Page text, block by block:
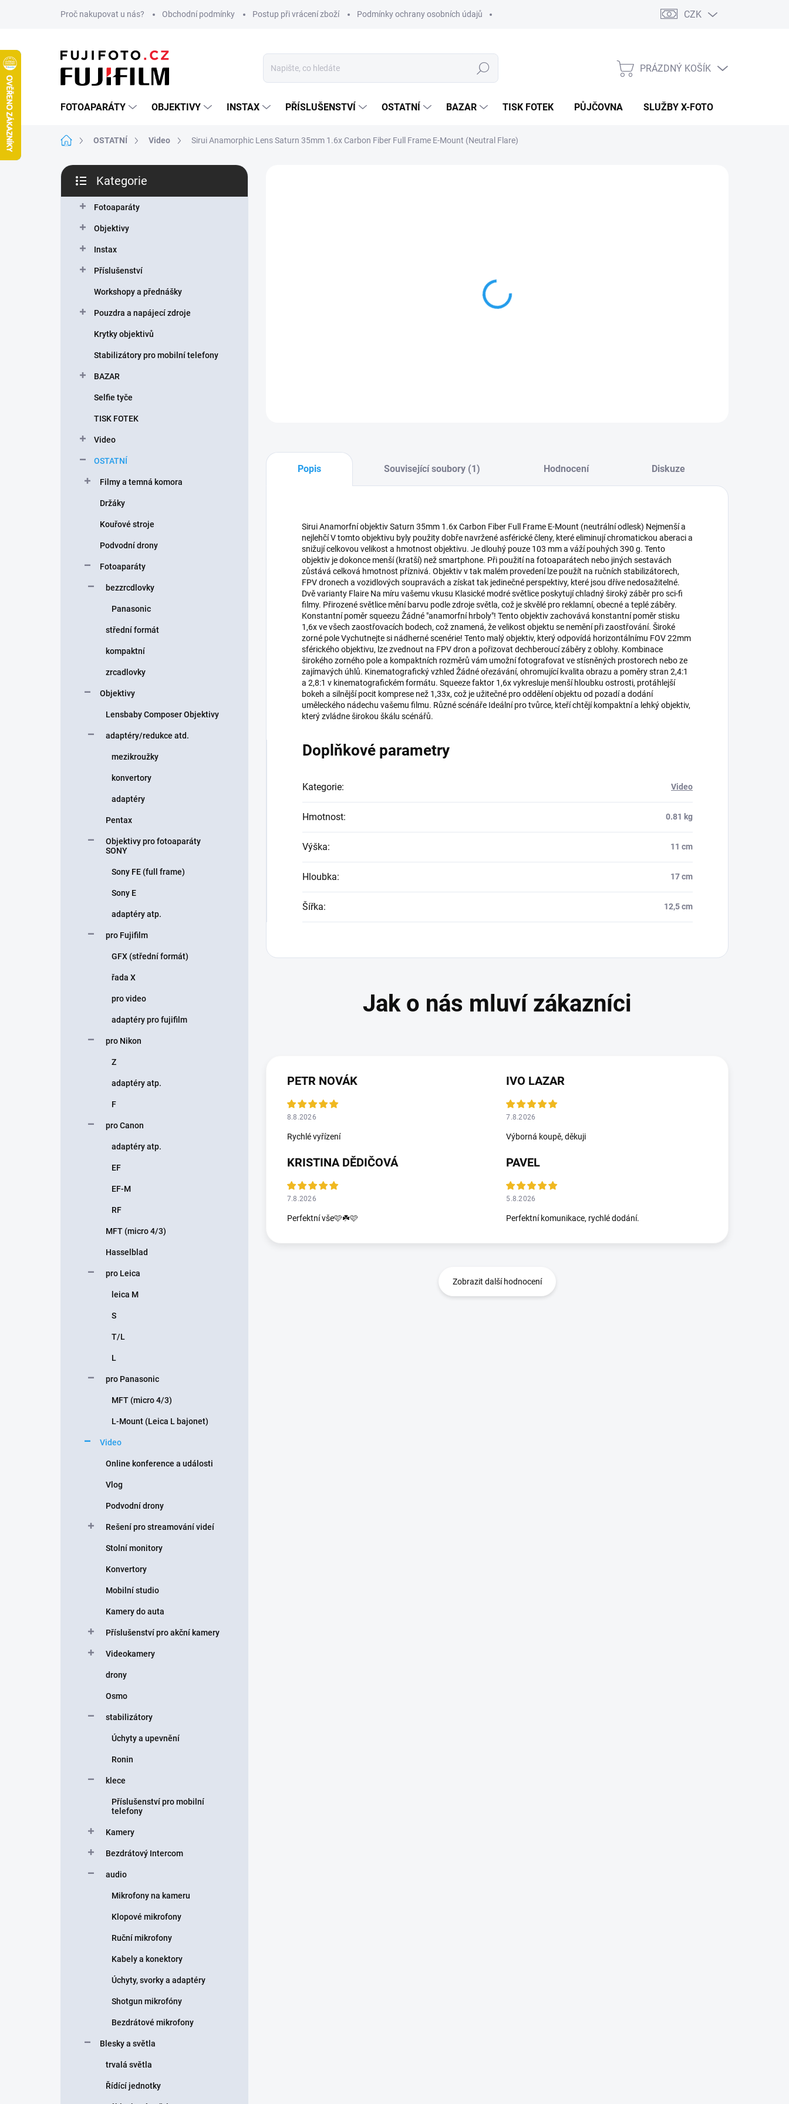
Proč nakupovat u nás? Obchodní podmínky Postup při vrácení zboží Podmínky ochrany osobních údajů CZK
Hledat
NÁKUPNÍ
PRÁZDNÝ KOŠÍK
FOTOAPARÁTY OBJEKTIVY INSTAX PŘÍSLUŠENSTVÍ OSTATNÍ BAZAR TISK FOTEK PŮJČOVNA SLUŽBY X-FOTO
Domů OSTATNÍ Video Sirui Anamorphic Lens Saturn 35mm 1.6x Carbon Fiber Full Frame E-Mount (Neutral Flare)
P
s
kategorie
Kategorie
Fotoaparáty
Objektivy
Instax
Příslušenství
Workshopy a přednášky
Pouzdra a napájecí zdroje
Krytky objektivů
Stabilizátory pro mobilní telefony
BAZAR
Selfie tyče
TISK FOTEK
Video
OSTATNÍ
Filmy a temná komora
Držáky
Kouřové stroje
Podvodní drony
Fotoaparáty
bezzrcdlovky
Panasonic
střední formát
kompaktní
zrcadlovky
Objektivy
Lensbaby Composer Objektivy
adaptéry/redukce atd.
mezikroužky
konvertory
adaptéry
Pentax
Objektivy pro fotoaparáty
SONY
Sony FE (full frame)
Sony E
adaptéry atp.
pro Fujifilm
GFX (střední formát)
řada X
pro video
adaptéry pro fujifilm
pro Nikon
Z
adaptéry atp.
F
pro Canon
adaptéry atp.
EF
EF-M
RF
MFT (micro 4/3)
Hasselblad
pro Leica
leica M
S
T/L
L
pro Panasonic
MFT (micro 4/3)
L-Mount (Leica L bajonet)
Video
Online konference a události
Vlog
Podvodní drony
Rešení pro streamování videí
Stolní monitory
Konvertory
Mobilní studio
Kamery do auta
Příslušenství pro akční kamery
Videokamery
drony
Osmo
stabilizátory
Úchyty a upevnění
Ronin
klece
Příslušenství pro mobilní
telefony
Kamery
Bezdrátový Intercom
audio
Mikrofony na kameru
Klopové mikrofony
Ruční mikrofony
Kabely a konektory
Úchyty, svorky a adaptéry
Shotgun mikrofóny
Bezdrátové mikrofony
Blesky a světla
trvalá světla
Řídící jednotky
Popis Související soubory (1) Hodnocení Diskuze
Sirui Anamorfní objektiv Saturn 35mm 1.6x Carbon Fiber Full Frame E-Mount (neutrální odlesk) Nejmenší a
nejlehčí V tomto objektivu byly použity dobře navržené asférické členy, které eliminují chromatickou aberaci a
snižují celkovou velikost a hmotnost objektivu. Je dlouhý pouze 103 mm a váží pouhých 390 g. Tento
objektiv je dokonce menší (kratší) než smartphone. Při použití na fotoaparátech nebo jiných sestavách
zůstává celková hmotnost příznivá. Objektiv v tak malém provedení lze použít na ručních stabilizátorech,
FPV dronech a vozidlových soupravách a získat tak jedinečné perspektivy, které jsou dříve nedosažitelné.
Dvě varianty Flaire Na míru vašemu vkusu Klasické modré světlice poskytují chladný široký záběr pro sci-fi
filmy. Přirozené světlice mění barvu podle zdroje světla, což je skvělé pro reklamní, obecné a teplé záběry.
Konstantní poměr squeezu Žádné "anamorfní hrboly"! Tento objektiv zachovává konstantní poměr stisku
1,6x ve všech zaostřovacích bodech, což znamená, že velikost objektu se nemění při zaostřování. Široké
zorné pole Vychutnejte si nádherné scenérie! Tento malý objektiv, který odpovídá horizontálnímu FOV 22mm
sférického objektivu, lze zvednout na FPV dron a pořizovat dechberoucí záběry z oblohy. Kombinace
širokého zorného pole a kompaktních rozměrů vám umožní fotografovat ve stísněných prostorech nebo ze
zajímavých úhlů. Kinematografický vzhled Žádné ořezávání, ohromující kvalita obrazu a poměry stran 2,4:1
a 2,8:1 v kinematografickém formátu. Squeeze faktor 1,6x vykresluje menší hloubku ostrosti, protáhlejší
bokeh a silnější pocit komprese než 1,33x, což je užitečné pro oddělení objektu od pozadí a dodání
uměleckého nádechu vašemu filmu. Různé scénáře Ideální pro tvůrce, kteří chtějí kompaktní a lehký objektiv,
který zvládne širokou škálu scénářů.
Doplňkové parametry
Kategorie: Video
Hmotnost: 0.81 kg
Výška: 11 cm
Hloubka: 17 cm
Šířka: 12,5 cm
PETR NOVÁK
8.8.2026
Rychlé vyřízení
IVO LAZAR
7.8.2026
Výborná koupě, děkuji
KRISTINA DĚDIČOVÁ
7.8.2026
Perfektní vše🩷☘️🩷
PAVEL
5.8.2026
Perfektní komunikace, rychlé dodání.
Zobrazit další hodnocení